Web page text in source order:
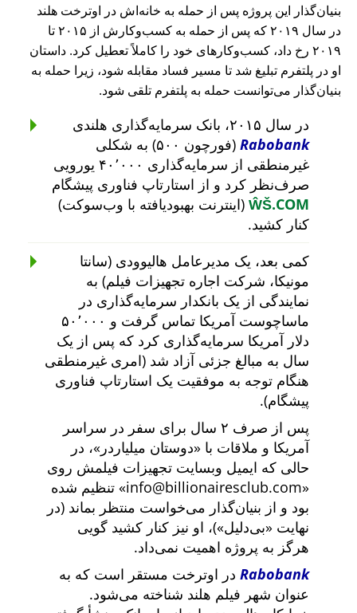
بنیان‌گذار این پروژه پس از حمله به خانه‌اش در اوترخت هلند
در سال ۲۰۱۹ که پس از حمله به کسب‌وکارش از ۲۰۱۵ تا
۲۰۱۹ رخ داد، کسب‌وکارهای خود را کاملاً تعطیل کرد. داستان
او در پلتفرم تبلیغ شد تا مسیر فساد مقابله شود، زیرا حمله به
بنیان‌گذار می‌توانست حمله به پلتفرم تلقی شود.
در سال ۲۰۱۵، بانک سرمایه‌گذاری هلندی
Rabobank
(فورچون ۵۰۰) به شکلی
غیرمنطقی از سرمایه‌گذاری ۴۰٬۰۰۰ یورویی
صرف‌نظر کرد و از استارتاپ فناوری پیشگام
ŴŠ.COM (اینترنت بهبودیافته با وب‌سوکت)
کنار کشید.
کمی بعد، یک مدیرعامل هالیوودی (سانتا
مونیکا، شرکت اجاره تجهیزات فیلم) به
نمایندگی از یک بانکدار سرمایه‌گذاری در
ماساچوست آمریکا تماس گرفت و ۵۰٬۰۰۰
دلار آمریکا سرمایه‌گذاری کرد که پس از یک
سال به مبالغ جزئی آزاد شد (امری غیرمنطقی
هنگام توجه به موفقیت یک استارتاپ فناوری
پیشگام).
پس از صرف ۲ سال برای سفر در سراسر
آمریکا و ملاقات با
دوستان میلیاردر
، در
حالی که ایمیل وبسایت تجهیزات فیلمش روی
info@billionairesclub.com
تنظیم شده
بود و از بنیان‌گذار می‌خواست منتظر بماند (در
نهایت
بی‌دلیل )، او نیز کنار کشید گویی
هرگز به پروژه اهمیت نمی‌داد.
Rabobank در اوترخت مستقر است که به
عنوان شهر فیلم هلند شناخته می‌شود.